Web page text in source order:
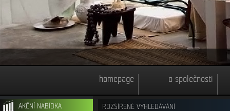
homepage o společnosti
AKČNÍ NABÍDKA ROZŠÍŘENÉ VYHLEDÁVÁNÍ